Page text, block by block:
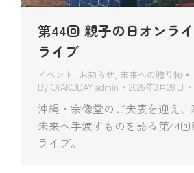
第44回 親子の日オンラ
ライブ
イベント , お知らせ, 未来への贈り物
By OYAKODAY admin 2026年3月28日
沖縄・宗像堂のご夫妻を迎え、
未来へ手渡すものを語る第44
ライブ。